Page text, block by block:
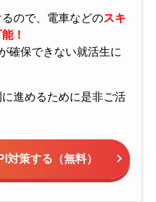
ので、電車などのスキ
！
確保できない就活生に
進めるために是非ご活
対策する（無料）